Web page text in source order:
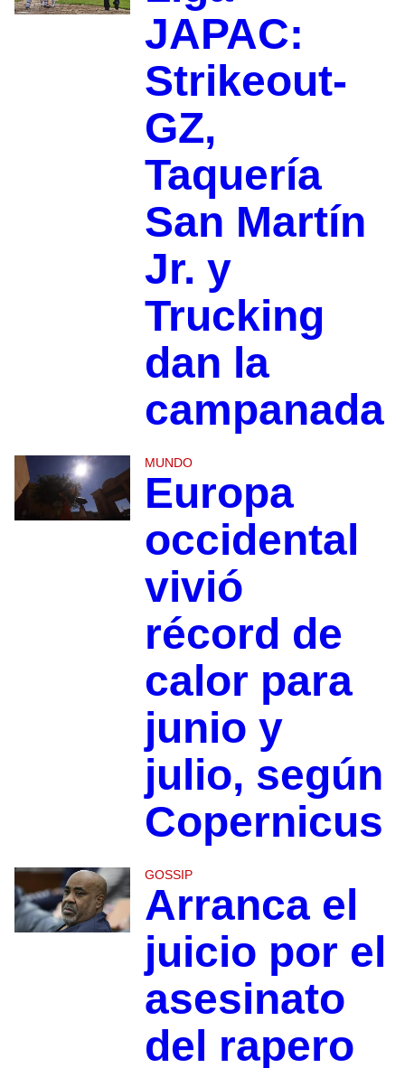
JAPAC:
Strikeout-
GZ,
Taquería
San Martín
Jr. y
Trucking
dan la
campanada
MUNDO
Europa
occidental
vivió
récord de
calor para
junio y
julio, según
Copernicus
GOSSIP
Arranca el
juicio por el
asesinato
del rapero